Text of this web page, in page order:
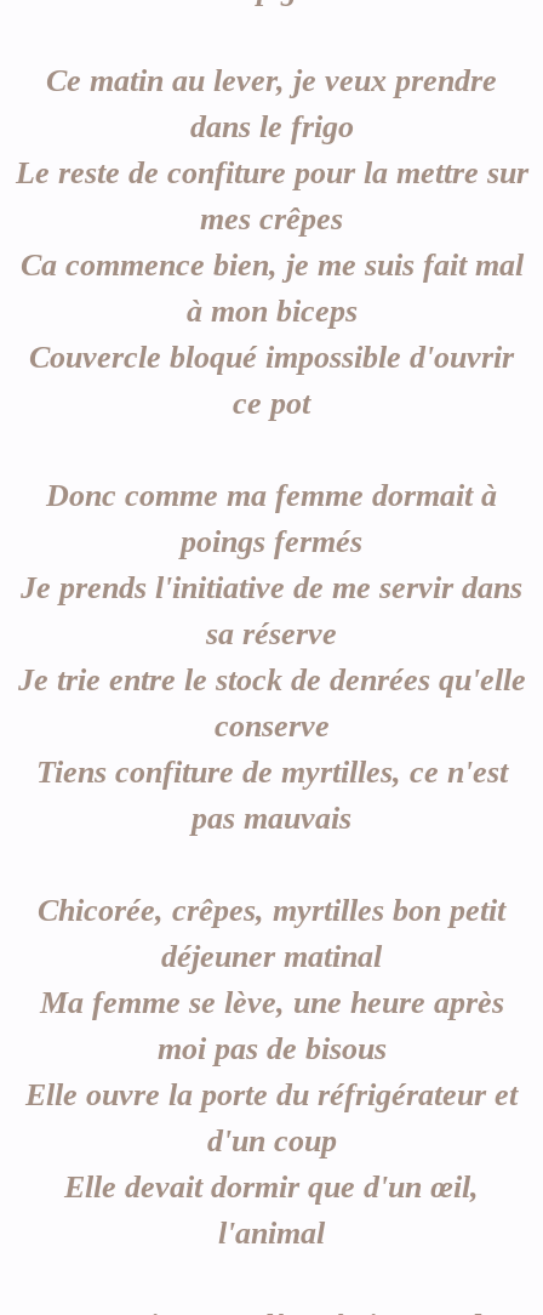
Ce matin au lever, je veux prendre
dans le frigo
Le reste de confiture pour la mettre sur
mes crêpes
Ca commence bien, je me suis fait mal
à mon biceps
Couvercle bloqué impossible d'ouvrir
ce pot
Donc comme ma femme dormait à
poings fermés
Je prends l'initiative de me servir dans
sa réserve
Je trie entre le stock de denrées qu'elle
conserve
Tiens confiture de myrtilles, ce n'est
pas mauvais
Chicorée, crêpes, myrtilles bon petit
déjeuner matinal
Ma femme se lève, une heure après
moi pas de bisous
Elle ouvre la porte du réfrigérateur et
d'un coup
Elle devait dormir que d'un œil,
l'animal